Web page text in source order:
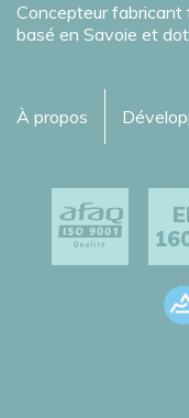
Concepteur fabricant
basé en Savoie et
À propos